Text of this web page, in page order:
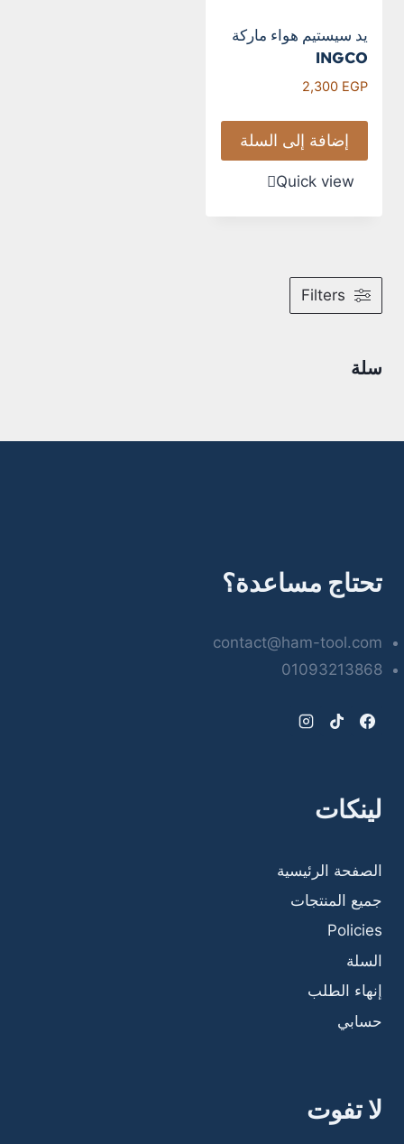
يد سيستيم هواء ماركة
INGCO
2,300 EGP
إضافة إلى السلة
Quick view
Filters
سلة
تحتاج مساعدة؟
contact@ham-tool.com
01093213868
لينكات
الصفحة الرئيسية
جميع المنتجات
Policies
السلة
إنهاء الطلب
حسابي
لا تفوت